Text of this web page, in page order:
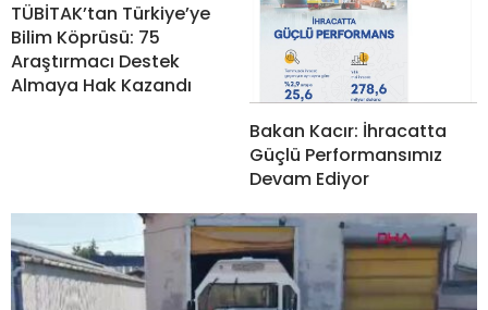
TÜBİTAK’tan Türkiye’ye
Bilim Köprüsü: 75
Araştırmacı Destek
Almaya Hak Kazandı
Bakan Kacır: İhracatta
Güçlü Performansımız
Devam Ediyor